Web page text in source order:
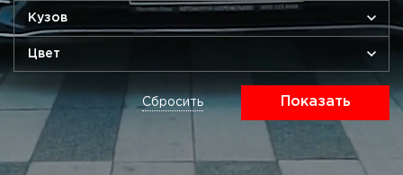
Кузов
Цвет
Сбросить Показать